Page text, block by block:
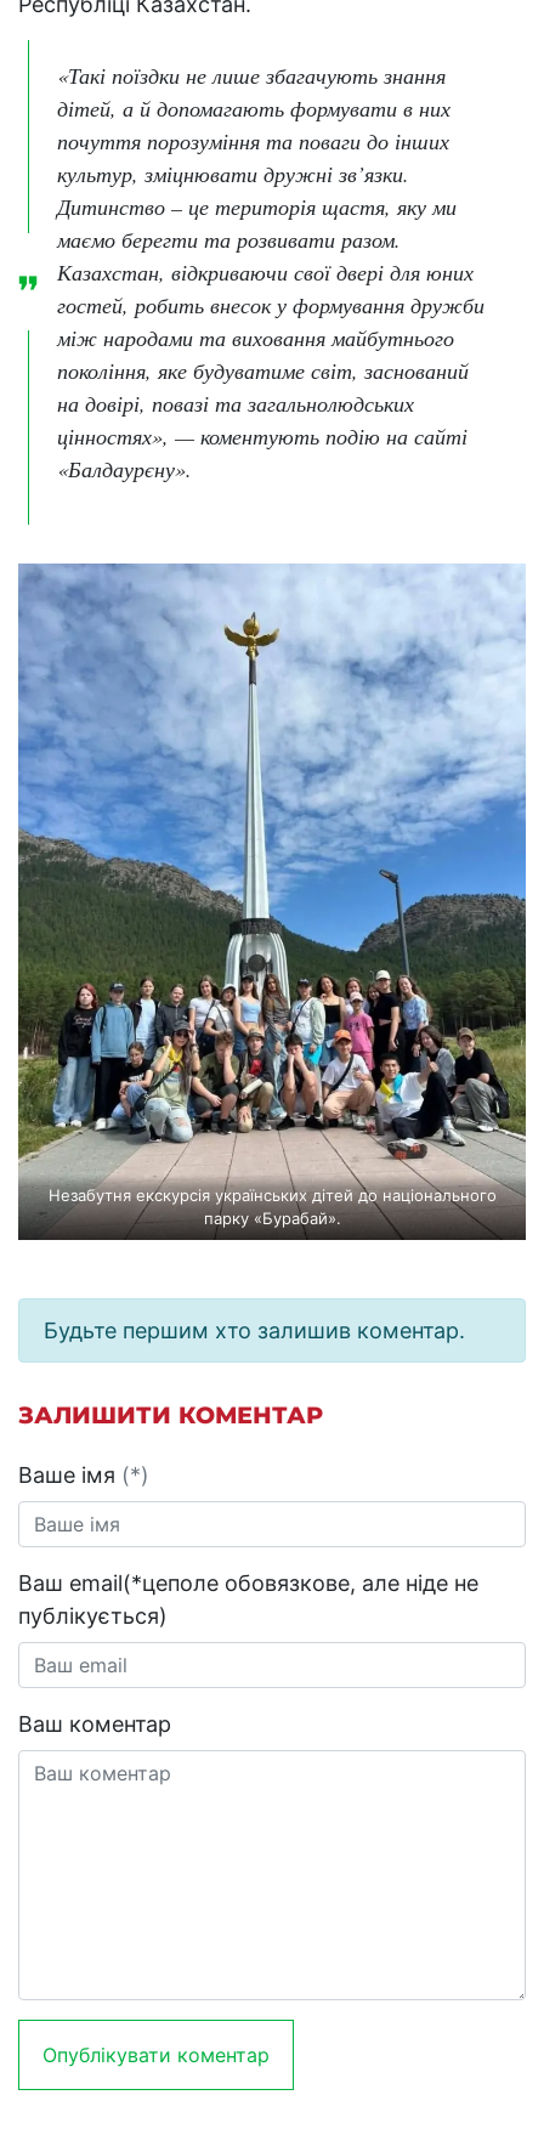
«Такі поїздки не лише збагачують знання
дітей, а й допомагають формувати в них
почуття порозуміння та поваги до інших
культур, зміцнювати дружні зв’язки.
Дитинство – це територія щастя, яку ми
маємо берегти та розвивати разом.
Казахстан, відкриваючи свої двері для юних
гостей, робить внесок у формування дружби
між народами та виховання майбутнього
покоління, яке будуватиме світ, заснований
на довірі, повазі та загальнолюдських
цінностях», — коментують подію на сайті
«Балдаурєну».
Незабутня екскурсія українських дітей до національного
парку «Бурабай».
Будьте першим хто залишив коментар.
ЗАЛИШИТИ КОМЕНТАР
Ваше імя (*)
Ваш email(*цеполе обовязкове, але ніде не
публікується)
Ваш коментар